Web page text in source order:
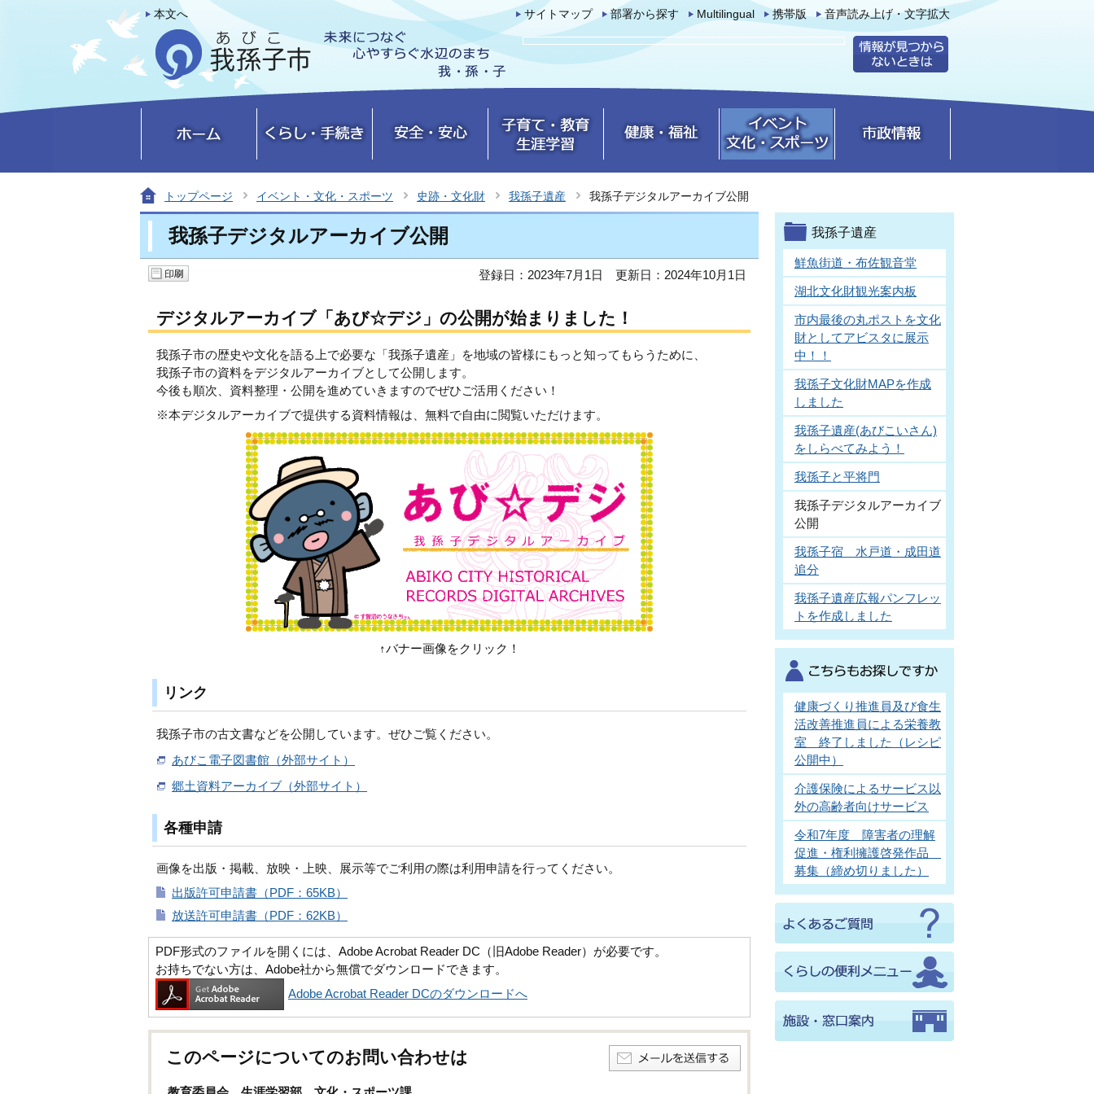
本文へ サイトマップ 部署から探す Multilingual 携帯版 音声読み上げ・文字拡大
トップページ イベント・文化・スポーツ 史跡・文化財 我孫子遺産 我孫子デジタルアーカイブ公開
我孫子デジタルアーカイブ公開
登録日：2023年7月1日 更新日：2024年10月1日
デジタルアーカイブ「あび☆デジ」の公開が始まりました！
我孫子市の歴史や文化を語る上で必要な「我孫子遺産」を地域の皆様にもっと知ってもらうために、
我孫子市の資料をデジタルアーカイブとして公開します。
今後も順次、資料整理・公開を進めていきますのでぜひご活用ください！
※本デジタルアーカイブで提供する資料情報は、無料で自由に閲覧いただけます。
↑バナー画像をクリック！
リンク
我孫子市の古文書などを公開しています。ぜひご覧ください。
あびこ電子図書館（外部サイト）
郷土資料アーカイブ（外部サイト）
各種申請
画像を出版・掲載、放映・上映、展示等でご利用の際は利用申請を行ってください。
出版許可申請書（PDF：65KB）
放送許可申請書（PDF：62KB）
PDF形式のファイルを開くには、Adobe Acrobat Reader DC（旧Adobe Reader）が必要です。
お持ちでない方は、Adobe社から無償でダウンロードできます。
Adobe Acrobat Reader DCのダウンロードへ
このページについてのお問い合わせは
我孫子遺産
鮮魚街道・布佐観音堂
湖北文化財観光案内板
市内最後の丸ポストを文化
財としてアビスタに展示
中！！
我孫子文化財MAPを作成
しました
我孫子遺産(あびこいさん)
をしらべてみよう！
我孫子と平将門
我孫子デジタルアーカイブ
公開
我孫子宿 水戸道・成田道
追分
我孫子遺産広報パンフレッ
トを作成しました
健康づくり推進員及び食生
活改善推進員による栄養教
室 終了しました（レシピ
公開中）
介護保険によるサービス以
外の高齢者向けサービス
令和7年度 障害者の理解
促進・権利擁護啓発作品
募集（締め切りました）